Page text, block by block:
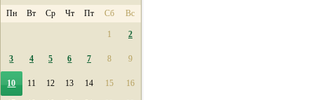
Пн Вт Ср Чт Пт Сб Вс
1 2
3 4 5 6 7 8 9
10 11 12 13 14 15 16